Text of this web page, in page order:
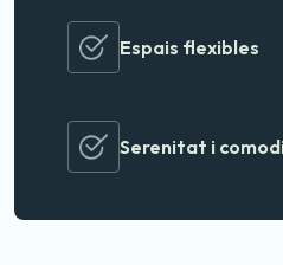
Espais flexibles
Serenitat i